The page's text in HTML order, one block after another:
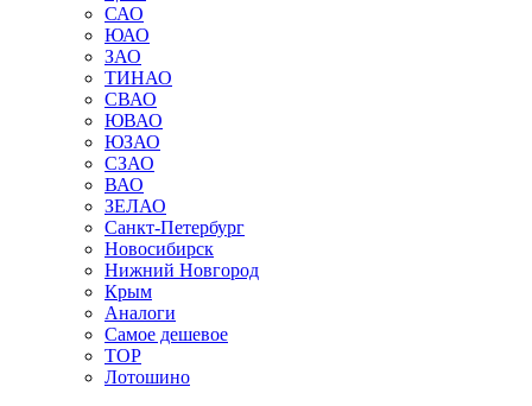
САО
ЮАО
ЗАО
ТИНАО
СВАО
ЮВАО
ЮЗАО
СЗАО
ВАО
ЗЕЛАО
Санкт-Петербург
Новосибирск
Нижний Новгород
Крым
Аналоги
Самое дешевое
TOP
Лотошино